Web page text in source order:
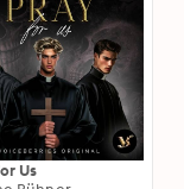
Us